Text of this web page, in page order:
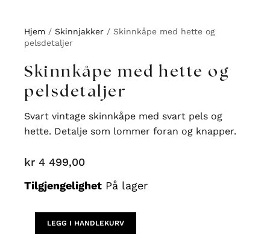
Hjem / Skinnjakker / Skinnkåpe med hette og
pelsdetaljer
Skinnkåpe med hette og
pelsdetaljer
Svart vintage skinnkåpe med svart pels og
hette. Detalje som lommer foran og knapper.
kr 4 499,00
Tilgjengelighet På lager
Skinnkåpe
pelsdetaljer
LEGG I HANDLEKURV